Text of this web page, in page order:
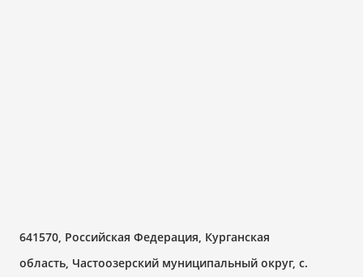
641570, Российская Федерация, Курганская
область, Частоозерский муниципальный округ, с.